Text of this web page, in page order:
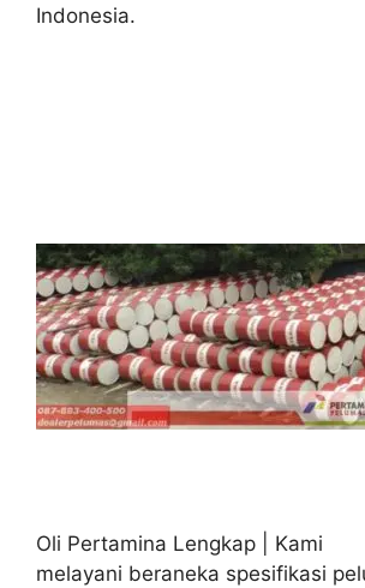
Indonesia.
Oli Pertamina Lengkap | Kami
melayani beraneka spesifikasi